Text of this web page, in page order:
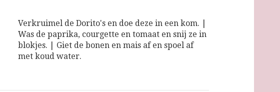
Verkruimel de Dorito's en doe deze in een kom. |
Was de paprika, courgette en tomaat en snij ze in
blokjes. | Giet de bonen en mais af en spoel af
met koud water.